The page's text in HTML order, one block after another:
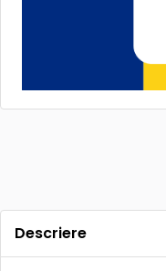
Descriere